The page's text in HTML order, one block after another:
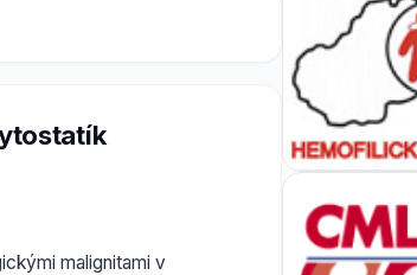
malignitami v